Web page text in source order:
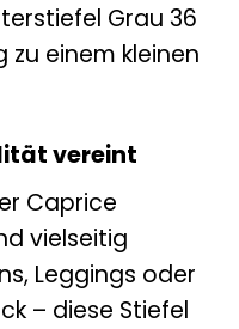
Grau 36
einem kleinen
vereint
Caprice
vielseitig
Leggings oder
– diese Stiefel